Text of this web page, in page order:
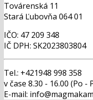
Továrenská 11
Stará Ľubovňa 064 01
IČO: 47 209 348
IČ DPH: SK2023803804
Tel.: +421948 998 358
v čase 8.30 - 16.00 (Po -
E-mail: